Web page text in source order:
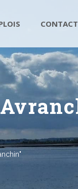
CONTACT